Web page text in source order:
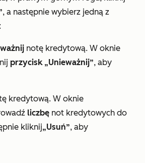
, a następnie wybierz jedną z
notę kredytową. W oknie
przycisk „Unieważnij”, aby
kredytową. W oknie
liczbę not kredytowych do
kliknij„Usuń”, aby